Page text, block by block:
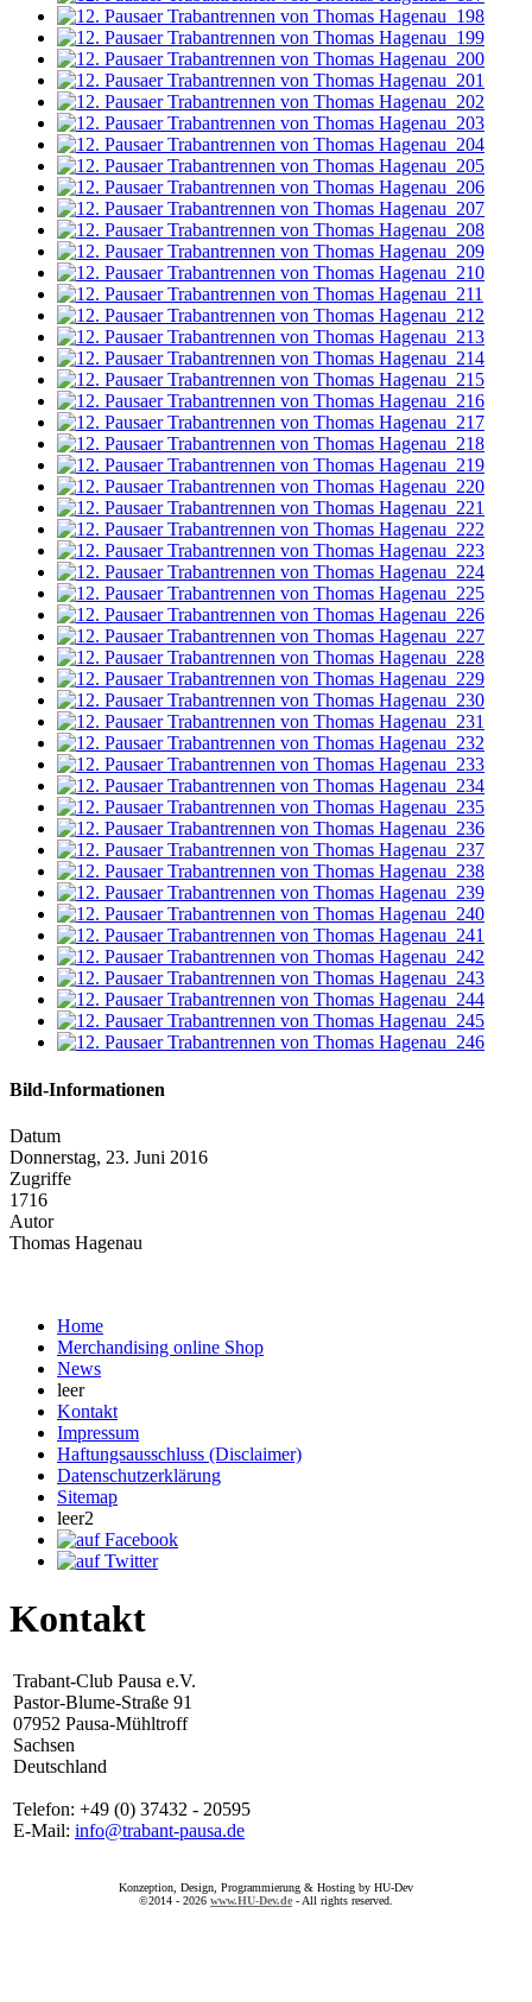
Bild-Informationen
Datum
Donnerstag, 23. Juni 2016
Zugriffe
1716
Autor
Thomas Hagenau
Home
Merchandising online Shop
News
leer
Kontakt
Impressum
Haftungsausschluss (Disclaimer)
Datenschutzerklärung
Sitemap
leer2
Kontakt
Trabant-Club Pausa e.V.
Pastor-Blume-Straße 91
07952 Pausa-Mühltroff
Sachsen
Deutschland
Telefon: +49 (0) 37432 - 20595
E-Mail: info@trabant-pausa.de
Konzeption, Design, Programmierung & Hosting by HU-Dev
©2014 - 2026 www.HU-Dev.de - All rights reserved.